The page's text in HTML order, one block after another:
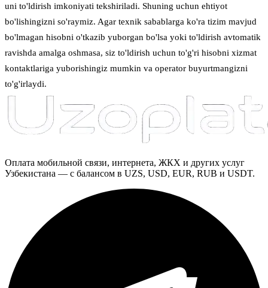
uni to'ldirish imkoniyati tekshiriladi. Shuning uchun ehtiyot
bo'lishingizni so'raymiz. Agar texnik sabablarga ko'ra tizim mavjud
bo'lmagan hisobni o'tkazib yuborgan bo'lsa yoki to'ldirish avtomatik
ravishda amalga oshmasa, siz to'ldirish uchun to'g'ri hisobni xizmat
kontaktlariga yuborishingiz mumkin va operator buyurtmangizni
to'g'irlaydi.
Оплата мобильной связи, интернета, ЖКХ и других услуг
Узбекистана — с балансом в UZS, USD, EUR, RUB и USDT.